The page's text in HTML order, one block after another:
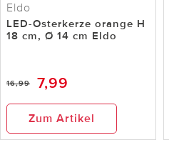
Eldo
LED-Osterkerze orange H
18 cm, Ø 14 cm Eldo
16,99 7,99
Zum Artikel